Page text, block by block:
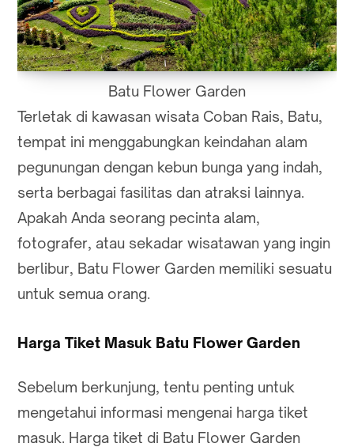
Batu Flower Garden
Terletak di kawasan wisata Coban Rais, Batu,
tempat ini menggabungkan keindahan alam
pegunungan dengan kebun bunga yang indah,
serta berbagai fasilitas dan atraksi lainnya.
Apakah Anda seorang pecinta alam,
fotografer, atau sekadar wisatawan yang ingin
berlibur, Batu Flower Garden memiliki sesuatu
untuk semua orang.
Harga Tiket Masuk Batu Flower Garden
Sebelum berkunjung, tentu penting untuk
mengetahui informasi mengenai harga tiket
masuk. Harga tiket di Batu Flower Garden